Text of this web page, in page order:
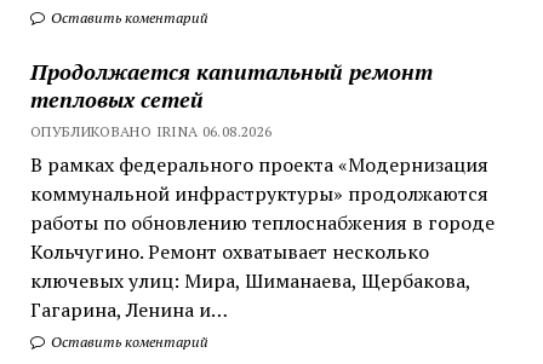
Оставить коментарий
Продолжается капитальный ремонт
тепловых сетей
ОПУБЛИКОВАНО IRINA 06.08.2026
В рамках федерального проекта «Модернизация
коммунальной инфраструктуры» продолжаются
работы по обновлению теплоснабжения в городе
Кольчугино. Ремонт охватывает несколько
ключевых улиц: Мира, Шиманаева, Щербакова,
Гагарина, Ленина и…
Оставить коментарий